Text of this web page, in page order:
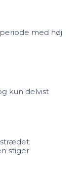
med høj
kun delvist
stiger